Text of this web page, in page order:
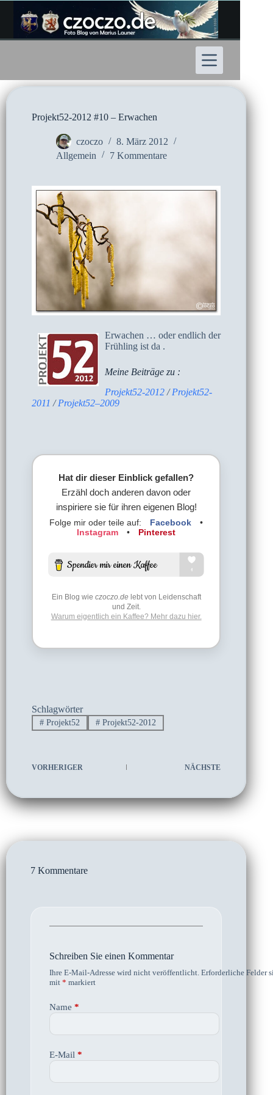
Inhalt
springen
Projekt52-2012 #10 – Erwachen
czoczo
8. März 2012
Allgemein
7 Kommentare
Erwachen … oder endlich der
Frühling ist da .
Meine Beiträge zu :
Projekt52-2012 /Projekt52-
2011 /Projekt52–2009
Hat dir dieser Einblick gefallen?
Erzähl doch anderen davon oder
inspiriere sie für ihren eigenen Blog!
Folge mir oder teile auf: Facebook
•
Instagram
• Pinterest
Ein Blog wie czoczo.delebt von Leidenschaft
und Zeit.
Warum eigentlich ein Kaffee? Mehr dazu hier.
Schlagwörter
#Projekt52 #Projekt52-2012
VORHERIGER NÄCHSTE
7 Kommentare
Schreiben Sie einen Kommentar
Ihre E-Mail-Adresse wird nicht veröffentlicht. Erforderliche Felder
mit * markiert
Name *
E-Mail *